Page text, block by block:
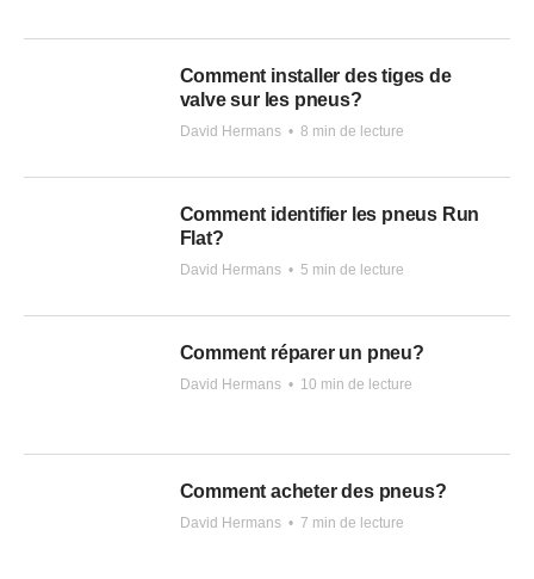
Comment installer des tiges de
valve sur les pneus?
David Hermans • 8 min de lecture
Comment identifier les pneus Run
Flat?
David Hermans • 5 min de lecture
Comment réparer un pneu?
David Hermans • 10 min de lecture
Comment acheter des pneus?
David Hermans • 7 min de lecture